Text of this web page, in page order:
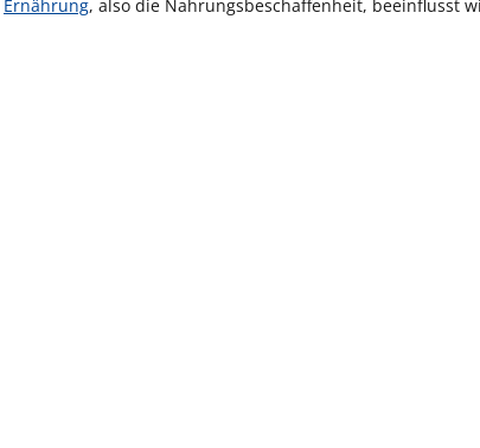
Ernährung, also die Nahrungsbeschaffenheit, beeinflusst